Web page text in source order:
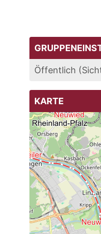
Öffentlich
KARTE